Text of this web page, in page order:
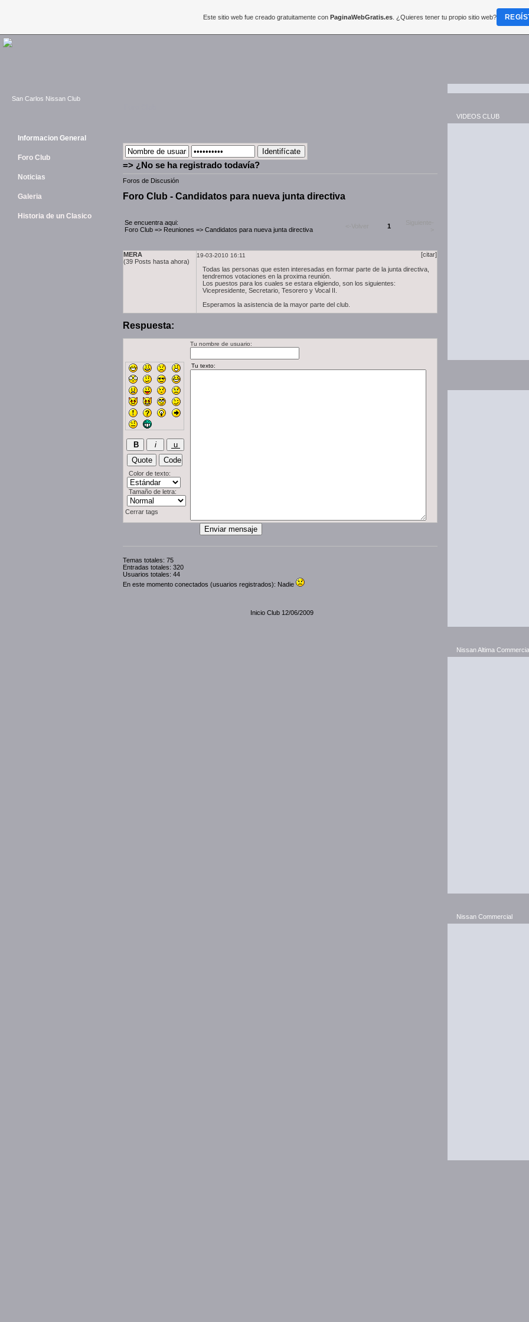
San Carlos Nissan Club
Informacion General
Foro Club
Noticias
Galeria
Historia de un Clasico
=> ¿No se ha registrado todavía?
Foros de Discusión
Foro Club - Candidatos para nueva junta directiva
Se encuentra aqui:
Foro Club => Reuniones => Candidatos para nueva junta directiva 1
MERA
(39 Posts hasta ahora)
19-03-2010 16:11 [citar]
Todas las personas que esten interesadas en formar parte de la junta directiva,
tendremos votaciones en la proxima reunión.
Los puestos para los cuales se estara eligiendo, son los siguientes:
Vicepresidente, Secretario, Tesorero y Vocal II.
Esperamos la asistencia de la mayor parte del club.
Respuesta:
Tu nombre de usuario:
Color de texto:
Tamaño de letra:
Cerrar tags
Temas totales: 75
Entradas totales: 320
Usuarios totales: 44
En este momento conectados (usuarios registrados): Nadie
Inicio Club 12/06/2009
VIDEOS CLUB
Nissan Altima
Nissan Commercial
Este sitio web fue creado gratuitamente con PaginaWebGratis.es. ¿Quieres tener tu propio sitio web?